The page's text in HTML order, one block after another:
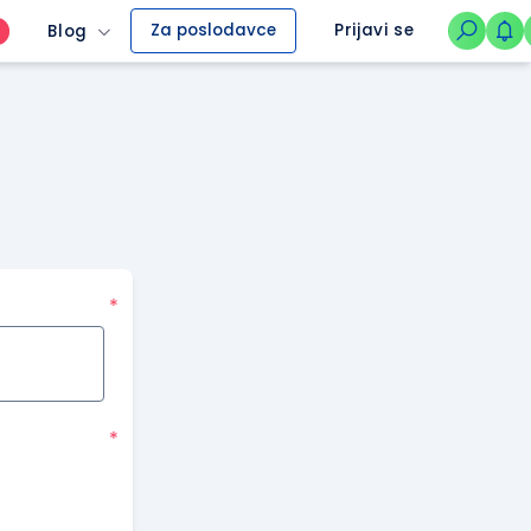
Blog Za poslodavce Prijavi se
*
*